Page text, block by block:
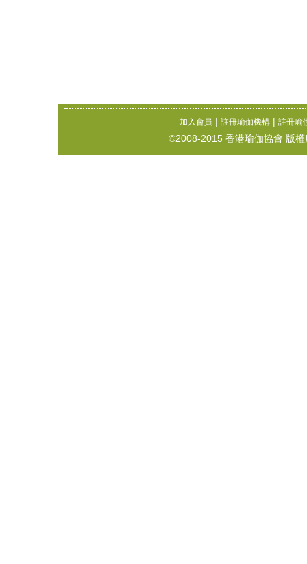
加入會員 | 註冊瑜伽機構 | 註冊瑜
©2008-2015 香港瑜伽協會 版